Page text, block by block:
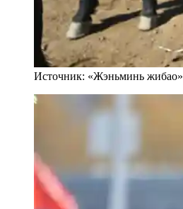
Источник: «Жэньминь жибао»